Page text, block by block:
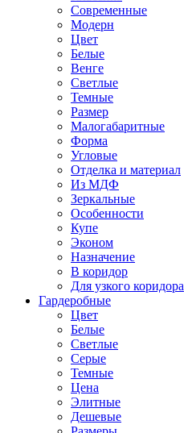
Современные
Модерн
Цвет
Белые
Венге
Светлые
Темные
Размер
Малогабаритные
Форма
Угловые
Отделка и материал
Из МДФ
Зеркальные
Особенности
Купе
Эконом
Назначение
В коридор
Для узкого коридора
Гардеробные
Цвет
Белые
Светлые
Серые
Темные
Цена
Элитные
Дешевые